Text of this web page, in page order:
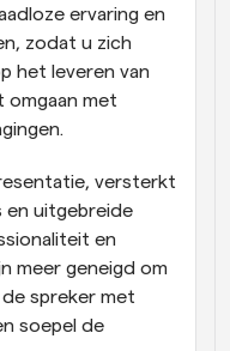
ervaring en
zodat u zich
het leveren van
omgaan met
versterkt
en uitgebreide
en
meer geneigd om
spreker met
soepel de